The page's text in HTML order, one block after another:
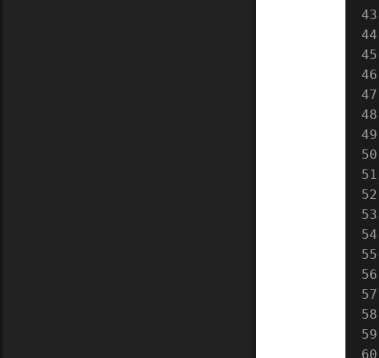
43
44
45
46
47
48
49
50
51
52
53
54
55
56
57
58
59
60